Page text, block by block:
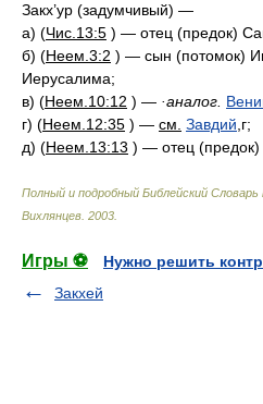
Закх’ур (задумчивый) —
а) (Чис.13:5 ) — отец (предок)
б) (Неем.3:2 ) — сын (потомок)
Иерусалима;
в) (Неем.10:12 ) — ·аналог.
г) (Неем.12:35 ) — см. Завдий ,г;
д) (Неем.13:13 ) — отец (предок)
Полный и подробный Библейский Словарь
Вихлянцев 2003
Игры ⚽
Нужно решить
Закхей